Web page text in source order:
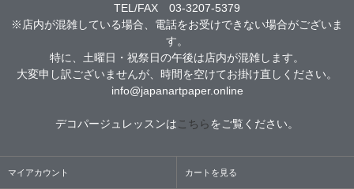
TEL/FAX 03-3207-5379
※店内が混雑している場合、電話をお受けできない場合がございま
す。
特に、土曜日・祝祭日の午後は店内が混雑します。
大変申し訳ございませんが、時間を空けてお掛け直しください。
info@japanartpaper.online
デコパージュレッスンは こちらをご覧ください。
マイアカウント カートを見る